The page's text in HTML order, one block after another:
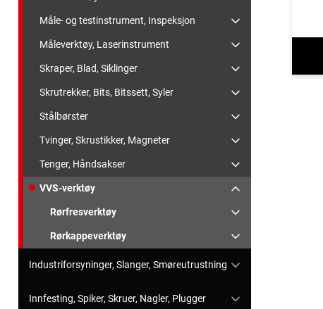
Måle- og testinstrument, Inspeksjon
Måleverktøy, Laserinstrument
Skraper, Blad, Siklinger
Skrutrekker, Bits, Bitssett, Syler
Stålbørster
Tvinger, Skrustikker, Magneter
Tenger, Håndsakser
VVS-verktøy
Rørfresverktøy
Rørkappeverktøy
Industriforsyninger, Slanger, Smøreutrustning
Innfesting, Spiker, Skruer, Nagler, Plugger